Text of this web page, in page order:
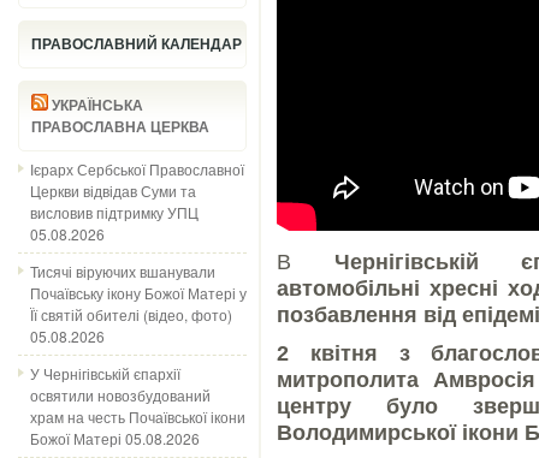
ПРАВОСЛАВНИЙ КАЛЕНДАР
УКРАЇНСЬКА
ПРАВОСЛАВНА ЦЕРКВА
Ієрарх Сербської Православної
Церкви відвідав Суми та
висловив підтримку УПЦ
05.08.2026
Тисячі віруючих вшанували
Почаївську ікону Божої Матері у
Її святій обителі (відео, фото)
05.08.2026
У Чернігівській єпархії
освятили новозбудований
храм на честь Почаївської ікони
Божої Матері 05.08.2026
В Чернігівській
автомобільні хресні
позбавлення від
2 квітня з
митрополита
центру було
Володимирської ікони